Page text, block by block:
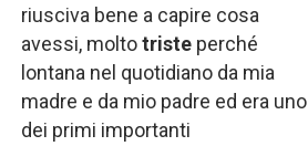
riusciva bene a capire cosa
avessi, moltotristeperché
lontana nel quotidiano da mia
madre e da mio padre ed era uno
dei primi importanti